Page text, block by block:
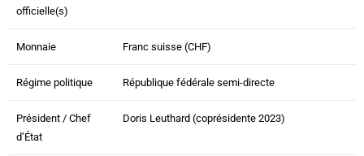
officielle(s)
Monnaie Franc suisse (CHF)
Régime politique République fédérale semi-directe
Président / Chef
d’État
Doris Leuthard (coprésidente 2023)